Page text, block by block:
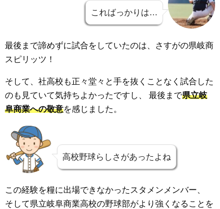
こればっかりは…
最後まで諦めずに試合をしていたのは、さすがの県岐商
スピリッツ！
そして、社高校も正々堂々と手を抜くことなく試合した
のも見ていて気持ちよかったですし、
最後まで県立岐
阜商業への敬意を感じました。
高校野球らしさがあったよね
この経験を糧に出場できなかったスタメンメンバー、
そして県立岐阜商業高校の野球部がより強くなることを